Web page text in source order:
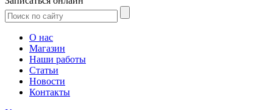
О нас
Магазин
Наши работы
Статьи
Новости
Контакты